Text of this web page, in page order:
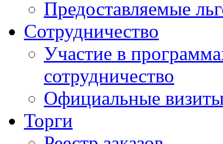
Предоставляемые
Сотрудничество
Участие в
сотрудничество
Официальные
Торги